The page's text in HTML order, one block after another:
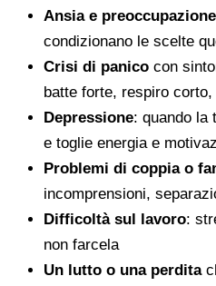
Ansia e
condizionano le scelte
Crisi di panico con
batte forte, respiro
Depressione: quando la
e toglie energia e
Problemi di coppia o
incomprensioni,
Difficoltà sul lavoro:
non farcela
Un lutto o una perdita